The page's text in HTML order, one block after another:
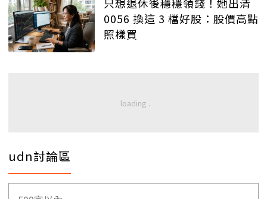
0056 換這 3 檔好股：股價高點
照樣買
udn討論區